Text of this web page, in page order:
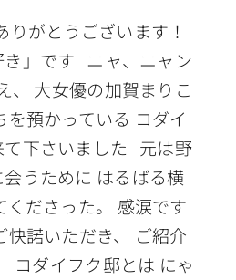
がとうございます！
き」です ニャ、ニャン
、 大女優の加賀まりこ
を預かっている コダイ
て下さいました 元は野
うために はるばる横
くださった。 感涙です
快諾いただき、 ご紹介
コダイフク邸とは にゃ